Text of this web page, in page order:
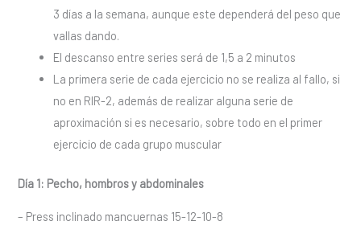
3 días a la semana, aunque este dependerá del peso que
vallas dando.
El descanso entre series será de 1,5 a 2 minutos
La primera serie de cada ejercicio no se realiza al fallo, si
no en RIR-2, además de realizar alguna serie de
aproximación si es necesario, sobre todo en el primer
ejercicio de cada grupo muscular
Día 1: Pecho, hombros y abdominales
– Press inclinado mancuernas 15-12-10-8